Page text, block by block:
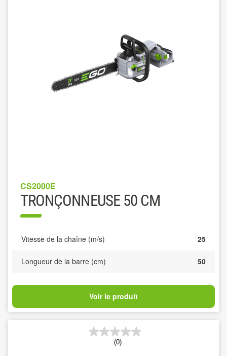
CS2000E
TRONÇONNEUSE 50 CM
Vitesse de la chaîne (m/s) 25
Longueur de la barre (cm) 50
Voir le produit
(0)